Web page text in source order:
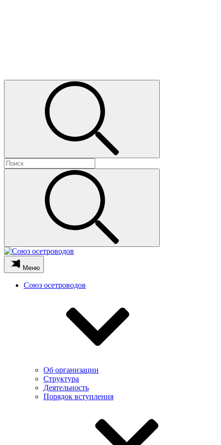
Меню
Союз осетроводов
Об организации
Структура
Деятельность
Порядок вступления